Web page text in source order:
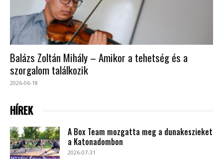
Balázs Zoltán Mihály – Amikor a tehetség és a
szorgalom találkozik
2026-06-18
HÍREK
A Box Team mozgatta meg a dunakeszieket
a Katonadombon
2026-07-31